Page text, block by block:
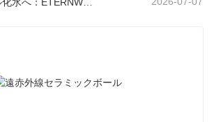
純水からミネラル化水へ：ETERNWORLDがパイプライン飲料水のミネラル化時代をリードする方法